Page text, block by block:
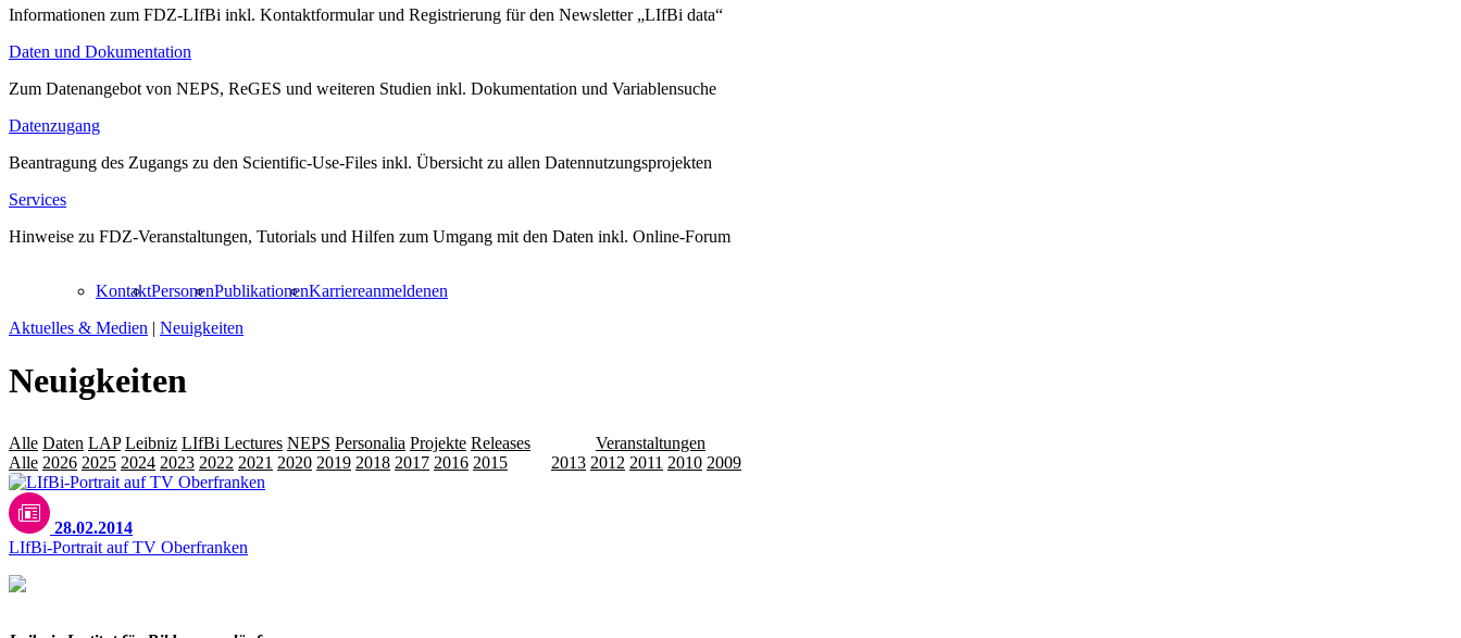
Informationen zum FDZ-LIfBi inkl. Kontaktformular und Registrierung für den Newsletter „LIfBi data“
Daten und Dokumentation
Zum Datenangebot von NEPS, ReGES und weiteren Studien inkl. Dokumentation und Variablensuche
Datenzugang
Beantragung des Zugangs zu den Scientific-Use-Files inkl. Übersicht zu allen Datennutzungsprojekten
Services
Hinweise zu FDZ-Veranstaltungen, Tutorials und Hilfen zum Umgang mit den Daten inkl. Online-Forum
KontaktPersonenPublikationenKarriereanmeldenen
Aktuelles & Medien | Neuigkeiten
Neuigkeiten
Alle Daten LAP Leibniz LIfBi Lectures NEPS Personalia Projekte Releases
Veranstaltungen
Alle 2026 2025 2024 2023 2022 2021 2020 2019 2018 2017 2016 2015 2013 2012 2011 2010 2009
28.02.2014
LIfBi-Portrait auf TV Oberfranken